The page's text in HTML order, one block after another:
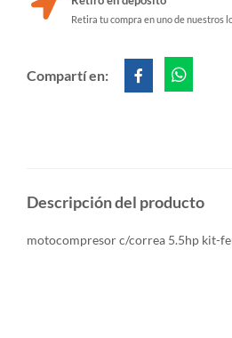
Retira tu compra en uno de nuestros
Compartí en:
Descripción del producto
motocompresor c/correa 5.5hp kit-